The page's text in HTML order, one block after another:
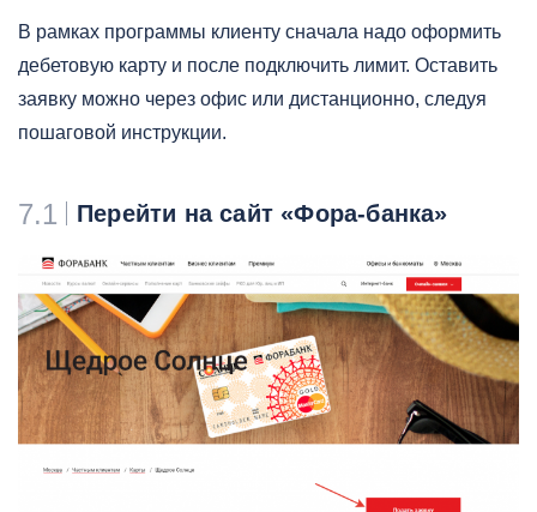
В рамках программы клиенту сначала надо оформить
дебетовую карту и после подключить лимит. Оставить
заявку можно через офис или дистанционно, следуя
пошаговой инструкции.
7.1 Перейти на сайт «Фора-банка»